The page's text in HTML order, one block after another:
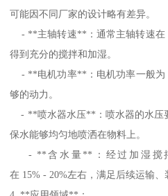
可能因不同厂家的设计略有差异。
- **主轴转速**：通常主轴转速在
得到充分的搅拌和加湿。
- **电机功率**：电机功率一般为
够的动力。
- **喷水器水压**：喷水器的水压
保水能够均匀地喷洒在物料上。
- **含水量**：经过加湿搅
在 15% - 20%左右，满足后续运输、